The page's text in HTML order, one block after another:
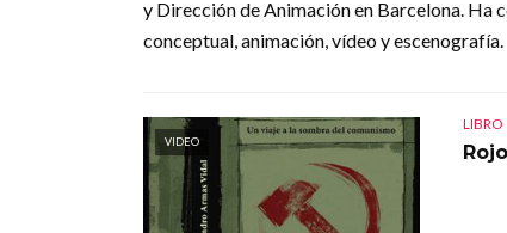
y Dirección de Animación en Barcelona. Ha
conceptual, animación, vídeo y escenografía.
VIDEO
LIBRO